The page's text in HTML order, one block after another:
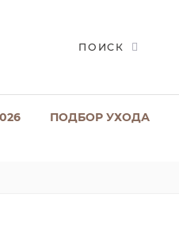
ПОИСК
ПОДБОР УХОДА